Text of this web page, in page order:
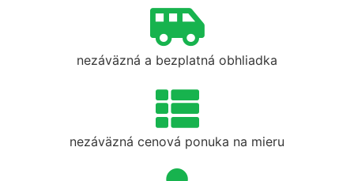
nezáväzná a bezplatná obhliadka
nezáväzná cenová ponuka na mieru